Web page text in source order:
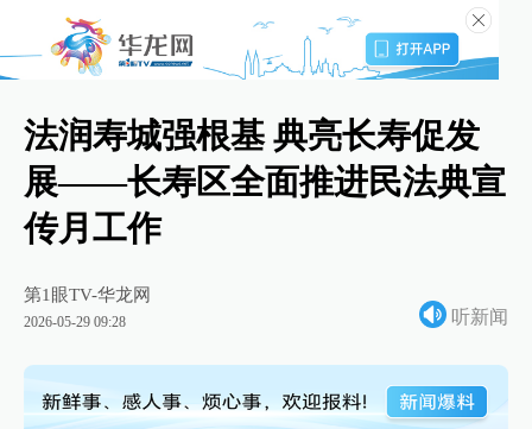
法润寿城强根基 典亮长寿促发
展——长寿区全面推进民法典宣
传月工作
第1眼TV-华龙网
2026-05-29 09:28 听新闻